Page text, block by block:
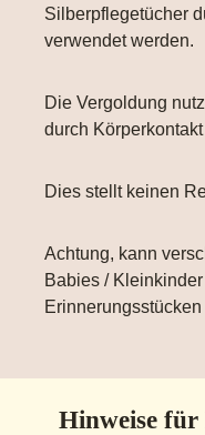
Silberpflegetücher
verwendet werden.
Die Vergoldung
durch Körperkontakt
Dies stellt keinen
Achtung, kann
Babies /
Hinweise für